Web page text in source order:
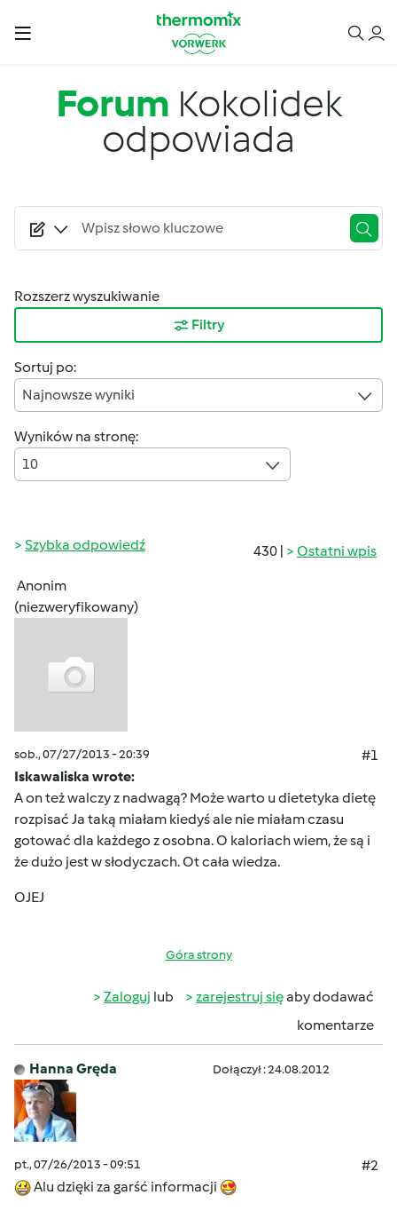
Forum Kokolidek
odpowiada
Rozszerz wyszukiwanie
Filtry
Sortuj po:
Najnowsze wyniki
Wyników na stronę:
10
430 | Ostatni wpis
Szybka odpowiedź
Anonim
(niezweryfikowany)
sob., 07/27/2013 - 20:39
#1
Iskawaliska wrote:
A on też walczy z nadwagą? Może warto u dietetyka dietę
rozpisać Ja taką miałam kiedyś ale nie miałam czasu
gotować dla każdego z osobna. O kaloriach wiem, że są i
że dużo jest w słodyczach. Ot cała wiedza.
OJEJ
Góra strony
Zaloguj lub zarejestruj sięaby dodawać
komentarze
Hanna Gręda Dołączył : 24.08.2012
pt., 07/26/2013 - 09:51
#2
Alu dzięki za garść informacji